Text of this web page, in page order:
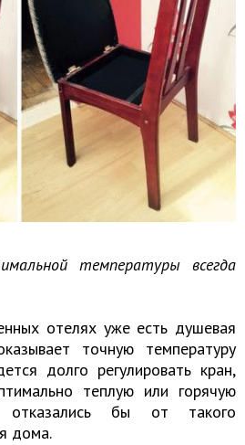
температуры всегда
отелях уже есть душевая
точную температуру
долго регулировать кран,
теплую или горячую
бы от такого
дома.